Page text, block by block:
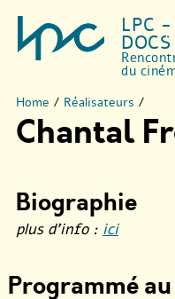
LPC -
DOCS
du
Home / Réalisateurs /
Chantal
Biographie
plus d’info : ici
Programmé